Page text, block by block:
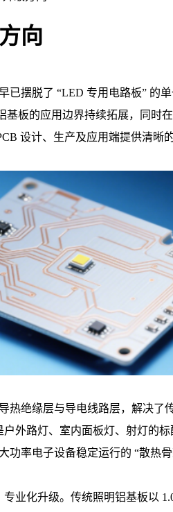
向
摆脱了 “LED 专用电路板” 的
板的应用边界持续拓展，同
设计、生产及应用端提供清晰的
绝缘层与导电线路层，解决
外路灯、室内面板灯、射灯的
率电子设备稳定运行的 “散热骨
业化升级。传统照明铝基板以